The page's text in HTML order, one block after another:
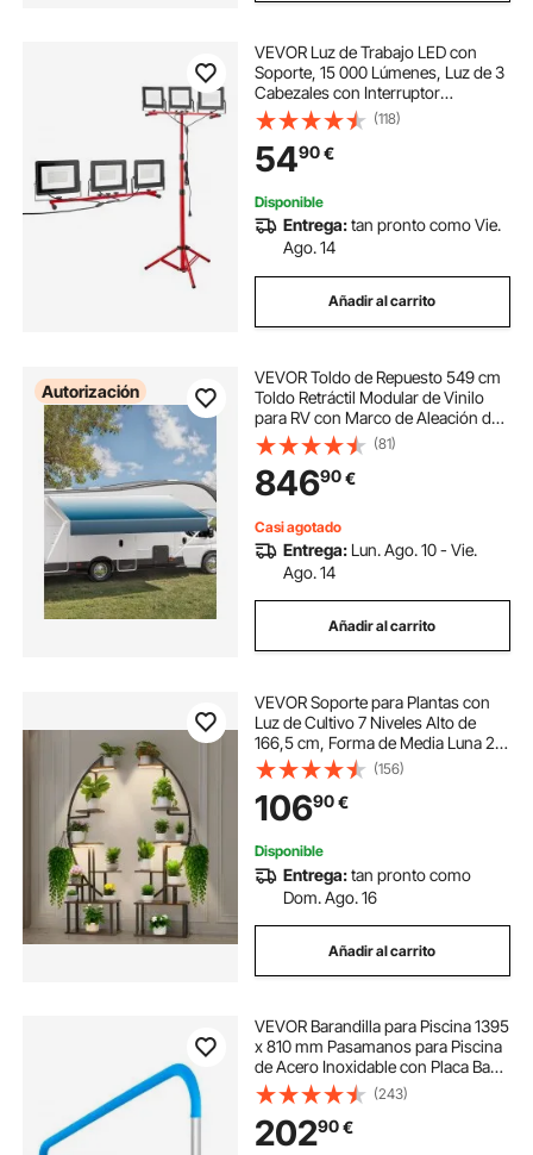
VEVOR Luz de Trabajo LED con
Soporte, 15 000 Lúmenes, Luz de 3
Cabezales con Interruptor
Individual, Trípode y Cable de
Alimentación de 3,3 m para Obras
de Construcción, Resistente al
Agua IP65
(118)
5490€
Disponible
Entrega:tan pronto como Vie.
Ago. 14
Añadir al carrito
Autorización
VEVOR Toldo de Repuesto 549 cm
Toldo Retráctil Modular de Vinilo
para RV con Marco de Aleación de
Aluminio Toldo para Remolque
Exterior Manual Apto para la
Mayoría de los RVs, Azul
Degradado
(81)
84690€
Casi agotado
Entrega: Lun. Ago. 10 - Vie.
Ago. 14
Añadir al carrito
VEVOR Soporte para Plantas con
Luz de Cultivo 7 Niveles Alto de
166,5 cm, Forma de Media Luna 2
Piezas, Estante con Luz para
Plantas, 3 Temporizadores y 10
Niveles de Brillo, para Sala de Estar
(156)
10690€
Disponible
Entrega:tan pronto como
Dom. Ago. 16
Añadir al carrito
VEVOR Barandilla para Piscina 1395
x 810 mm Pasamanos para Piscina
de Acero Inoxidable con Placa Base
Barra de Seguridad Inoxidable para
Piscinas, Interiores, Exteriores,
Terrazas, Spas
(243)
20290€